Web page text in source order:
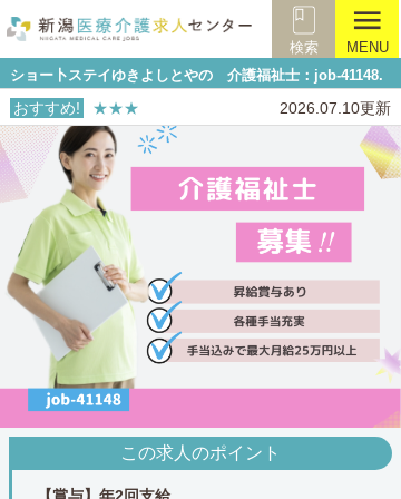
検索
menu
MENU
ショー卜ステイゆきよしとやの 介護福祉士：job-41148.
おすすめ! ★★★ 2026.07.10更新
この求人のポイント